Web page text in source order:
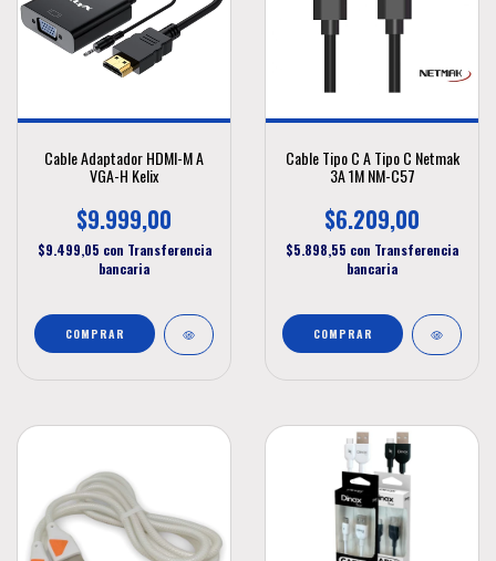
Cable Adaptador HDMI-M A
VGA-H Kelix
$9.999,00
$9.499,05 con Transferencia
bancaria
Cable Tipo C A Tipo C Netmak
3A 1M NM-C57
$6.209,00
$5.898,55 con Transferencia
bancaria